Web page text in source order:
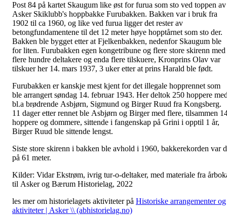
Post 84 på kartet Skaugum like øst for furua som sto ved toppen av
Asker Skiklubb's hoppbakke Furubakken. Bakken var i bruk fra
1902 til ca 1960, og like ved furua ligger det rester av
betongfundamentene til det 12 meter høye hopptårnet som sto der.
Bakken ble bygget etter at Fjelkenbakken, nedenfor Skaugum ble
for liten. Furubakken egen kongetribune og flere store skirenn med
flere hundre deltakere og enda flere tilskuere, Kronprins Olav var
tilskuer her 14. mars 1937, 3 uker etter at prins Harald ble født.
Furubakken er kanskje mest kjent for det illegale hopprennet som
ble arrangert søndag 14. februar 1943. Her deltok 250 hoppere
bl.a brødrende Asbjørn, Sigmund og Birger Ruud fra Kongsberg.
11 dager etter rennet ble Asbjørn og Birger med flere, tilsammen
hoppere og dommere, sittende i fangenskap på Grini i opptil 1 år,
Birger Ruud ble sittende lengst.
Siste store skirenn i bakken ble avhold i 1960, bakkerekorden var
på 61 meter.
Kilder: Vidar Ekstrøm, ivrig tur-o-deltaker, med materiale fra
til Asker og Bærum Historielag, 2022
les mer om historielagets aktiviteter på Historiske arrangementer og
aktiviteter | Asker \\ (abhistorielag.no)